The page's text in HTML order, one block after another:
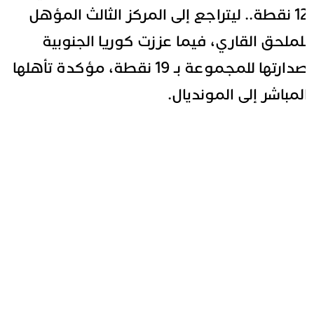
12 نقطة.. ليتراجع إلى المركز الثالث المؤهل
القاري، فيما عززت كوريا الجنوبية
صدارتها للمجموعة بـ 19 نقطة، مؤكدة تأهلها
إلى المونديال.